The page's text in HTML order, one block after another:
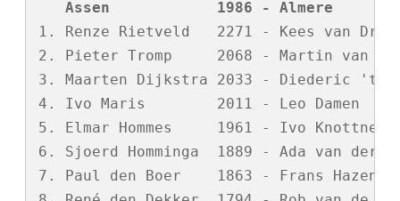
Assen            1986 - Almere
1. Renze Rietveld   2271 - Kees van
2. Pieter Tromp     2068 - Martin van
3. Maarten Dijkstra 2033 - Diederic 't
4. Ivo Maris        2011 - Leo Damen
5. Elmar Hommes     1961 - Ivo
6. Sjoerd Homminga  1889 - Ada van der
7. Paul den Boer    1863 - Frans